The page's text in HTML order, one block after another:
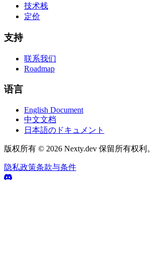
技术栈
定价
支持
联系我们
Roadmap
语言
English Document
中文文档
日本語のドキュメント
版权所有 © 2026 Nexty.dev 保留所有权利。
隐私政策条款与条件